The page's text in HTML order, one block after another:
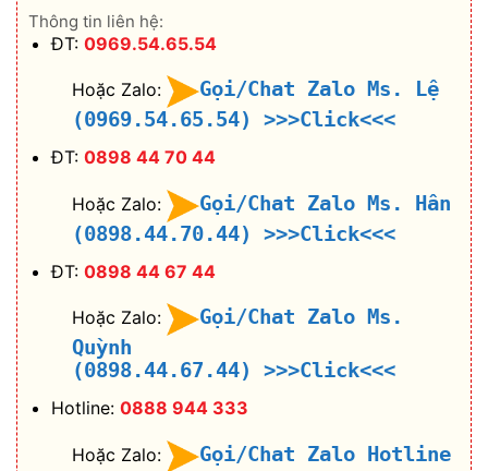
Thông tin liên hệ:
ĐT: 0969.54.65.54
Hoặc Zalo:
Gọi/Chat Zalo Ms. Lệ
(0969.54.65.54)
>>>Click<<<
ĐT: 0898 44 70 44
Hoặc Zalo:
Gọi/Chat Zalo Ms. Hân
(0898.44.70.44)
>>>Click<<<
ĐT: 0898 44 67 44
Hoặc Zalo:
Gọi/Chat Zalo Ms.
Quỳnh
(0898.44.67.44)
>>>Click<<<
Hotline: 0888 944 333
Hoặc Zalo: Gọi/Chat Zalo Hotline